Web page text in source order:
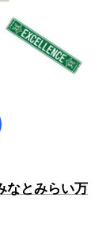
なとみらい万